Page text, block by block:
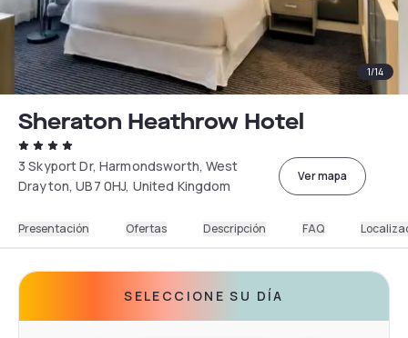
1/14
Sheraton Heathrow Hotel
3 Skyport Dr, Harmondsworth, West
Drayton, UB7 0HJ, United Kingdom
Ver mapa
Presentación Ofertas Descripción FAQ
SELECCIONE SU DÍA